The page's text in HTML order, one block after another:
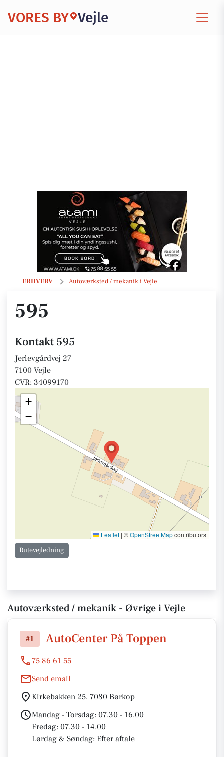
VORES BY Vejle
ERHVERV Autoværksted / mekanik i Vejle
595
595
Kontakt 595
Jerlevgårdvej 27
7100 Vejle
CVR: 34099170
+
−
Leaflet | ©OpenStreetMapcontributors
Rutevejledning
Autoværksted / mekanik - Øvrige i Vejle
#1 AutoCenter På Toppen
75 86 61 55
Send email
Kirkebakken 25, 7080 Børkop
Mandag - Torsdag: 07.30 - 16.00
Fredag: 07.30 - 14.00
Lørdag & Søndag: Efter aftale